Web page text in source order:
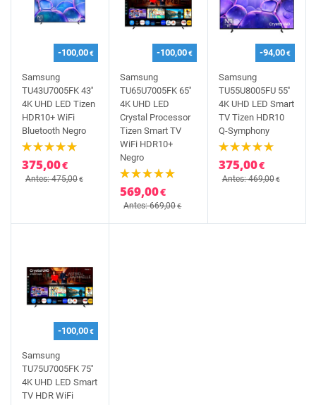
-100,00€
Samsung
TU43U7005FK 43''
4K UHD LED Tizen
HDR10+ WiFi
Bluetooth Negro
375,00€
Antes: 475,00€
-100,00€
Samsung
TU65U7005FK 65''
4K UHD LED
Crystal Processor
Tizen Smart TV
WiFi HDR10+
Negro
569,00€
Antes: 669,00€
-94,00€
Samsung
TU55U8005FU 55''
4K UHD LED Smart
TV Tizen HDR10
Q-Symphony
375,00€
Antes: 469,00€
-100,00€
Samsung
TU75U7005FK 75''
4K UHD LED Smart
TV HDR WiFi